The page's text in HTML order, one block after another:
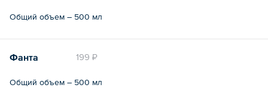
Общий объем – 500 мл
199 ₽
Фанта
Общий объем – 500 мл